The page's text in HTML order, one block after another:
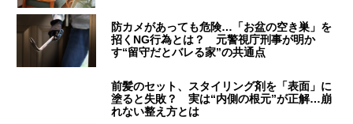
防カメがあっても危険…「お盆の空き巣」を
招くNG行為とは？ 元警視庁刑事が明か
す“留守だとバレる家”の共通点
前髪のセット、スタイリング剤を「表面」に
塗ると失敗？ 実は“内側の根元”が正解…崩
れない整え方とは